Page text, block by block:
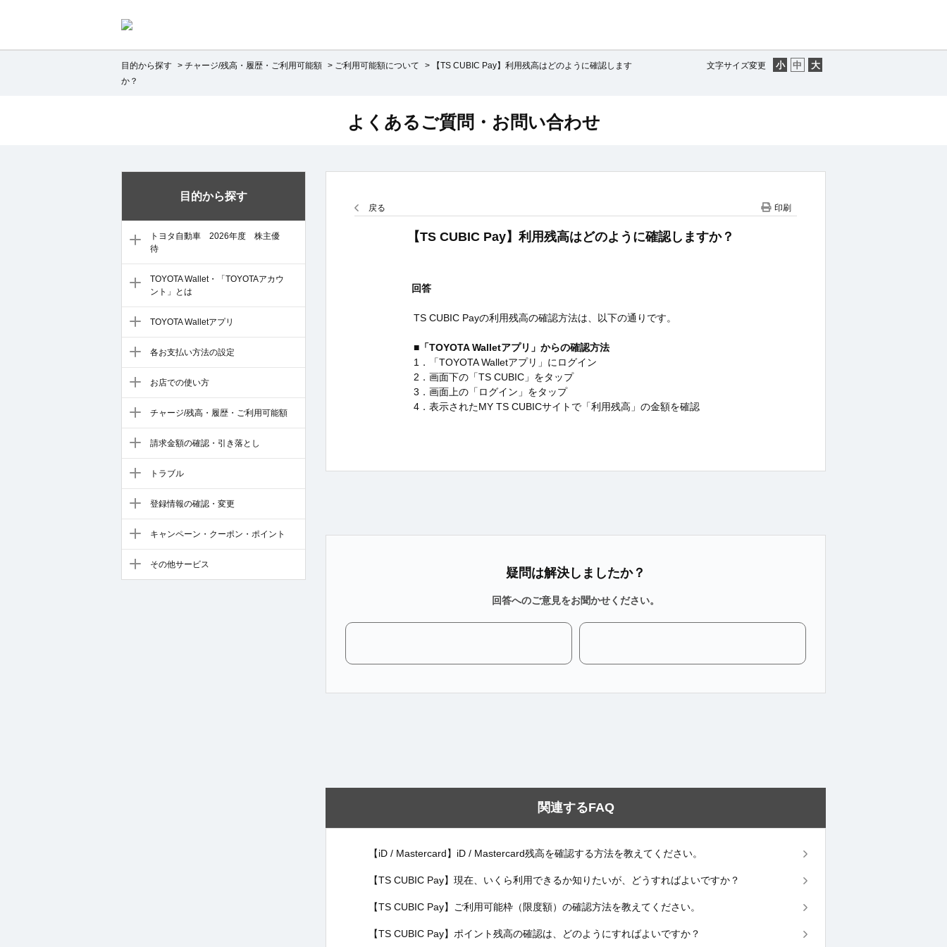
文字サイズ変更
目的から探す > チャージ/残高・履歴・ご利用可能額 > ご利用可能額について >
【TS CUBIC Pay】利用残高はどのように確認します
か？
目的から探す
トヨタ自動車 2026年度 株主優
待
TOYOTA Wallet・「TOYOTAアカウ
ント」とは
TOYOTA Walletアプリ
各お支払い方法の設定
お店での使い方
チャージ/残高・履歴・ご利用可能額
請求金額の確認・引き落とし
トラブル
登録情報の確認・変更
キャンペーン・クーポン・ポイント
その他サービス
よくあるご質問・お問い合わせ
戻る 印刷
【TS CUBIC Pay】利用残高はどのように確認しますか？
回答
TS CUBIC Payの利用残高の確認方法は、以下の通りです。
■「TOYOTA Walletアプリ」からの確認方法
1．「TOYOTA Walletアプリ」にログイン
2．画面下の「TS CUBIC」をタップ
3．画面上の「ログイン」をタップ
4．表示されたMY TS CUBICサイトで「利用残高」の金額を確認
疑問は解決しましたか？
回答へのご意見をお聞かせください。
関連するFAQ
【iD / Mastercard】iD / Mastercard残高を確認する方法を教えてください。
【TS CUBIC Pay】現在、いくら利用できるか知りたいが、どうすればよいですか？
【TS CUBIC Pay】ご利用可能枠（限度額）の確認方法を教えてください。
【TS CUBIC Pay】ポイント残高の確認は、どのようにすればよいですか？